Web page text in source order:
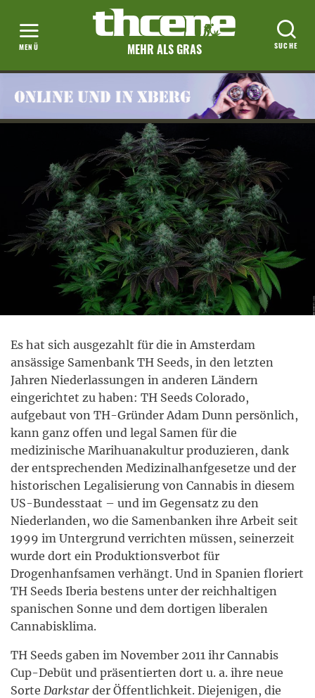
MEHR ALS GRAS
Es hat sich ausgezahlt für die in Amsterdam
ansässige Samenbank TH Seeds, in den letzten
Jahren Niederlassungen in anderen Ländern
eingerichtet zu haben: TH Seeds Colorado,
aufgebaut von TH-Gründer Adam Dunn persönlich,
kann ganz offen und legal Samen für die
medizinische Marihuanakultur produzieren, dank
der entsprechenden Medizinalhanfgesetze und der
historischen Legalisierung von Cannabis in diesem
US-Bundesstaat – und im Gegensatz zu den
Niederlanden, wo die Samenbanken ihre Arbeit seit
1999 im Untergrund verrichten müssen, seinerzeit
wurde dort ein Produktionsverbot für
Drogenhanfsamen verhängt. Und in Spanien floriert
TH Seeds Iberia bestens unter der reichhaltigen
spanischen Sonne und dem dortigen liberalen
Cannabisklima.
TH Seeds gaben im November 2011 ihr Cannabis
Cup-Debüt und präsentierten dort u. a. ihre neue
Sorte Darkstar der Öffentlichkeit. Diejenigen, die